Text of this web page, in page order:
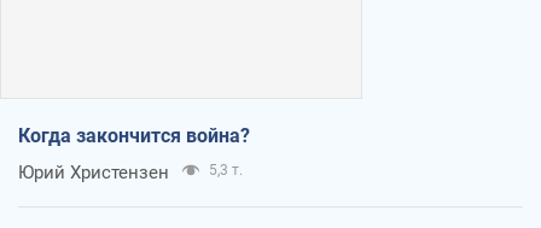
Когда закончится война?
Юрий Христензен 5,3 т.